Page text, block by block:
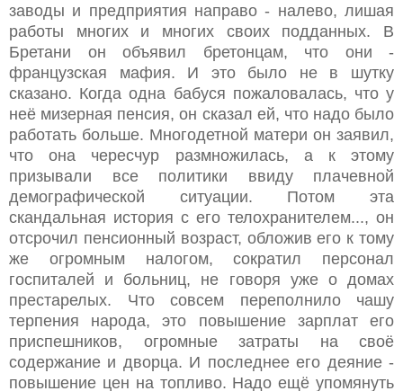
заводы и предприятия направо - налево, лишая
работы многих и многих своих подданных. В
Бретани он объявил бретонцам, что они -
французская мафия. И это было не в шутку
сказано. Когда одна бабуся пожаловалась, что у
неё мизерная пенсия, он сказал ей, что надо было
работать больше. Многодетной матери он заявил,
что она чересчур размножилась, а к этому
призывали все политики ввиду плачевной
демографической ситуации. Потом эта
скандальная история с его телохранителем..., он
отсрочил пенсионный возраст, обложив его к тому
же огромным налогом, сократил персонал
госпиталей и больниц, не говоря уже о домах
престарелых. Что совсем переполнило чашу
терпения народа, это повышение зарплат его
приспешников, огромные затраты на своё
содержание и дворца. И последнее его деяние -
повышение цен на топливо. Надо ещё упомянуть